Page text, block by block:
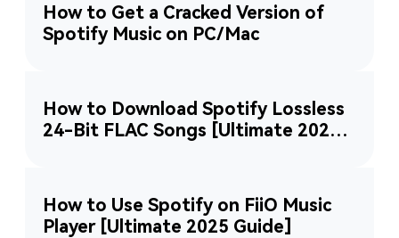
How to Get a Cracked Version of
Spotify Music on PC/Mac
How to Download Spotify Lossless
24-Bit FLAC Songs [Ultimate 2025
How to Use Spotify on FiiO Music
Player [Ultimate 2025 Guide]